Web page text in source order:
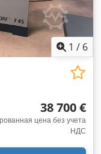
1 / 6
38 700 €
цена без учета
НДС